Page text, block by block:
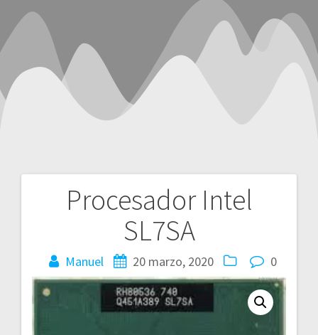
Procesador Intel
SL7SA
Manuel 20 marzo, 2020 0
Navegación
entradas